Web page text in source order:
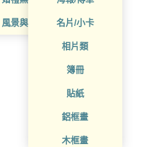
風景與藝術 名片/小卡
相片類
簿冊
貼紙
鋁框畫
木框畫